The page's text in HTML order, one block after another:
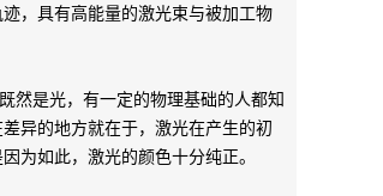
，具有高能量的激光束与被加工物
是光，有一定的物理基础的人都知
异的地方就在于，激光在产生的初
为如此，激光的颜色十分纯正。